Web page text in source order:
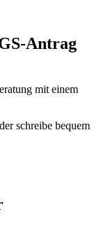
Antrag
mit einem
schreibe bequem